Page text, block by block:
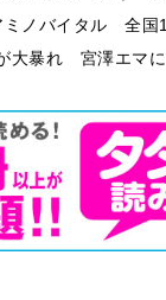
ミノバイタル 全国
大暴れ 宮澤エマ